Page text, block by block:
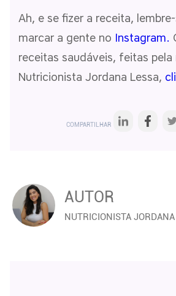
Ah, e se fizer a receita,
marcar a gente no Instagram.
receitas saudáveis, feitas pela
Nutricionista Jordana Lessa,
COMPARTILHAR
AUTOR
NUTRICIONISTA